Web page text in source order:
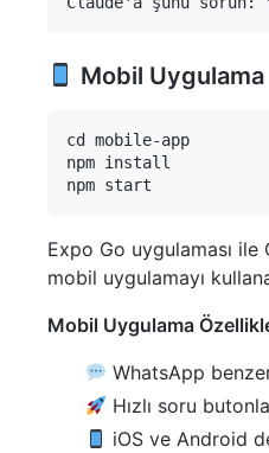
Mobil Uygulama
cd mobile-app
npm install
Expo Go uygulaması
mobil uygulamayı
Mobil Uygulama
WhatsApp
Hızlı soru
iOS ve Android